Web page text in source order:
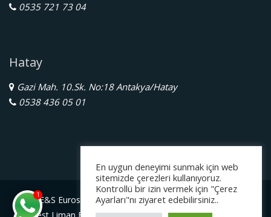
0535 721 73 04
Hatay
Gazi Mah. 10.Sk. No:18 Antakya/Hatay
0538 436 05 01
E&S Eurostar Yurtdışı Eğitim Danışmanlığı Ltd. Şti.
1
En uygun deneyimi sunmak için web
sitemizde çerezleri kullanıyoruz.
Kontrollü bir izin vermek için "Çerez
Ayarları"nı ziyaret edebilirsiniz..